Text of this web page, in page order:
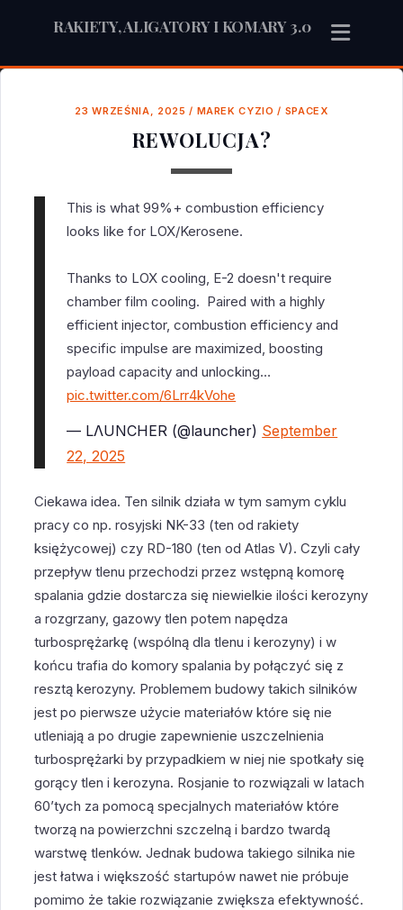
RAKIETY, ALIGATORY I KOMARY 3.0
23 WRZEŚNIA, 2025 / MAREK CYZIO / SPACEX
REWOLUCJA?
This is what 99%+ combustion efficiency
looks like for LOX/Kerosene.
Thanks to LOX cooling, E-2 doesn't require
chamber film cooling. Paired with a highly
efficient injector, combustion efficiency and
specific impulse are maximized, boosting
payload capacity and unlocking…
pic.twitter.com/6Lrr4kVohe
— LΛUNCHER (@launcher) September
22, 2025
Ciekawa idea. Ten silnik działa w tym samym cyklu
pracy co np. rosyjski NK-33 (ten od rakiety
księżycowej) czy RD-180 (ten od Atlas V). Czyli cały
przepływ tlenu przechodzi przez wstępną komorę
spalania gdzie dostarcza się niewielkie ilości kerozyny
a rozgrzany, gazowy tlen potem napędza
turbosprężarkę (wspólną dla tlenu i kerozyny) i w
końcu trafia do komory spalania by połączyć się z
resztą kerozyny. Problemem budowy takich silników
jest po pierwsze użycie materiałów które się nie
utleniają a po drugie zapewnienie uszczelnienia
turbosprężarki by przypadkiem w niej nie spotkały się
gorący tlen i kerozyna. Rosjanie to rozwiązali w latach
60’tych za pomocą specjalnych materiałów które
tworzą na powierzchni szczelną i bardzo twardą
warstwę tlenków. Jednak budowa takiego silnika nie
jest łatwa i większość startupów nawet nie próbuje
pomimo że takie rozwiązanie zwiększa efektywność.